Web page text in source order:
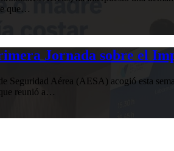
que…
Jornada sobre el
Seguridad Aérea (AESA) acogió esta
reunió a…